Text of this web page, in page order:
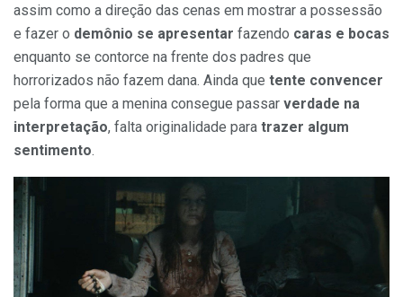
assim como a direção das cenas em mostrar a possessão
e fazer o demônio se apresentar fazendo caras e bocas
enquanto se contorce na frente dos padres que
horrorizados não fazem dana. Ainda que tente convencer
pela forma que a menina consegue passar verdade na
interpretação, falta originalidade para trazer algum
sentimento.